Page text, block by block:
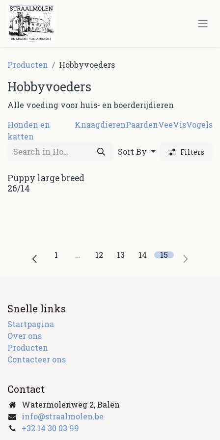
Overslaan naar inhoud
Producten Hobbyvoeders
Hobbyvoeders
Alle voeding voor huis- en boerderijdieren
Honden en
katten
KnaagdierenPaardenVeeVisVogels
Sort By Filters
Puppy large breed
26/14
1 … 12 13 14 15
Snelle links
Startpagina
Over ons
Producten
Contacteer ons
Contact
Watermolenweg 2, Balen
info@straalmolen.be
+32 14 30 03 99